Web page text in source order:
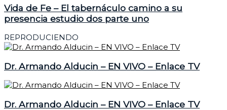
Vida de Fe – El tabernáculo camino a su
presencia estudio dos parte uno
REPRODUCIENDO
Dr. Armando Alducin – EN VIVO – Enlace TV
Dr. Armando Alducin – EN VIVO – Enlace TV